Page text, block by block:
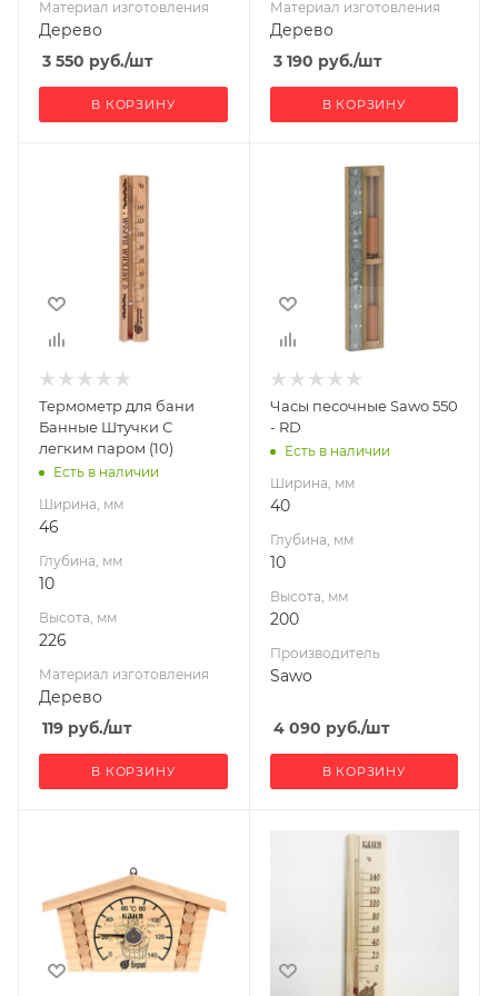
Материал изготовления
Дерево
3 550 руб./шт
В КОРЗИНУ
Материал изготовления
Дерево
3 190 руб./шт
В КОРЗИНУ
Ширина, мм
226
Материал
Дерево
Термометр для бани
Банные Штучки С
легким паром (10)
Есть в наличии
Ширина, мм
46
Глубина, мм
10
Высота, мм
226
Материал изготовления
Дерево
119 руб./шт
В КОРЗИНУ
Ширина, мм
Глубина, мм
200
Производитель
Часы песочные Sawo 550
- RD
Есть в наличии
Ширина, мм
40
Глубина, мм
10
Высота, мм
200
Производитель
Sawo
4 090 руб./шт
В КОРЗИНУ
Глубина, мм
25
Высота, мм
125
Ширина, мм
250